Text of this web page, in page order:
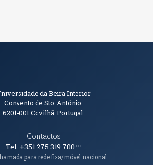
de Contacto
da Beira Interior
Convento de Sto. António.
6201-001Covilhã. Portugal.
Contactos
Tel. +351 275 319 700℡
para rede fixa/móvel nacional